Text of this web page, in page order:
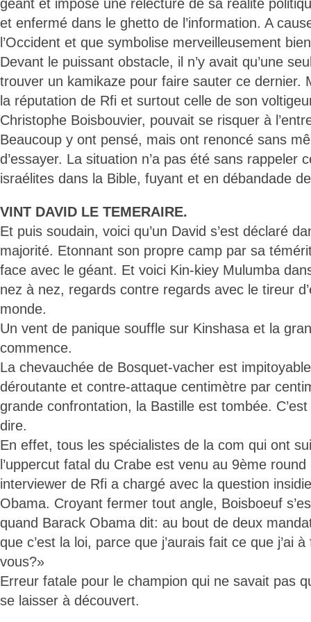
géant et impose une relecture de sa réalité
et enfermé dans le ghetto de l’information. A
l’Occident et que symbolise merveilleusement
Devant le puissant obstacle, il n’y avait qu’une
trouver un kamikaze pour faire sauter ce dernier.
la réputation de Rfi et surtout celle de son
Christophe Boisbouvier, pouvait se risquer à
Beaucoup y ont pensé, mais ont renoncé sans
d’essayer. La situation n’a pas été sans rappeler
israélites dans la Bible, fuyant et en débandade
VINT DAVID LE TEMERAIRE.
Et puis soudain, voici qu’un David s’est déclaré
majorité. Etonnant son propre camp par sa
face avec le géant. Et voici Kin-kiey Mulumba
nez à nez, regards contre regards avec le tireur
monde.
Un vent de panique souffle sur Kinshasa et la
commence.
La chevauchée de Bosquet-vacher est
déroutante et contre-attaque centimètre par
grande confrontation, la Bastille est tombée.
dire.
En effet, tous les spécialistes de la com qui ont
l’uppercut fatal du Crabe est venu au 9ème round
interviewer de Rfi a chargé avec la question
Obama. Croyant fermer tout angle, Boisboeuf
quand Barack Obama dit: au bout de deux
que c’est la loi, parce que j’aurais fait ce que j’ai
vous?»
Erreur fatale pour le champion qui ne savait pas
se laisser à découvert.